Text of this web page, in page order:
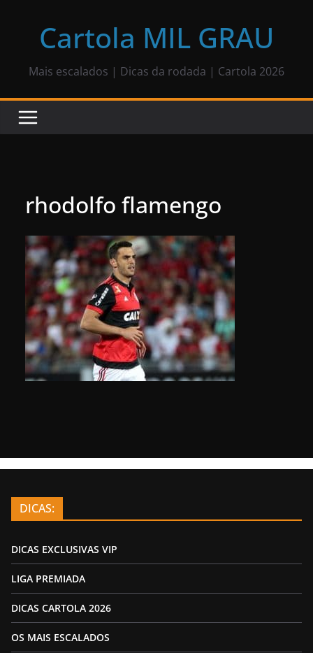
Cartola MIL GRAU
Mais escalados | Dicas da rodada | Cartola 2026
rhodolfo flamengo
DICAS:
DICAS EXCLUSIVAS VIP
LIGA PREMIADA
DICAS CARTOLA 2026
OS MAIS ESCALADOS